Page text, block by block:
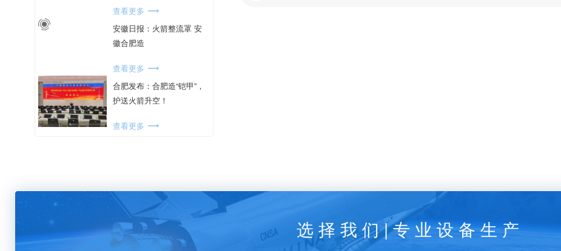
查看更多
安徽日报：火箭整流罩 安
徽合肥造
查看更多
合肥发布：合肥造“铠甲”，
护送火箭升空！
查看更多
选 择 我 们 | 专 业 设 备 生 产